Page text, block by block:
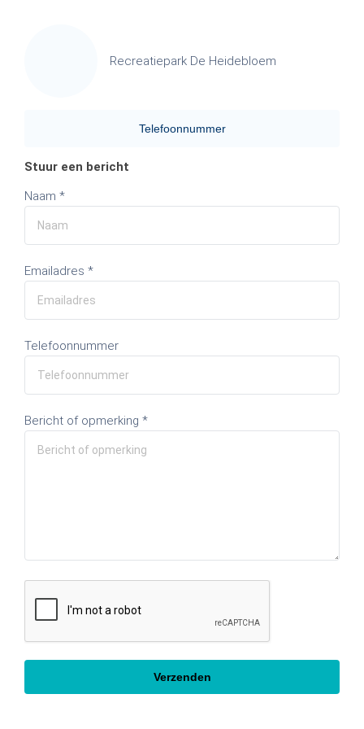
Recreatiepark De Heidebloem
Telefoonnummer
Stuur een bericht
Naam *
Emailadres *
Telefoonnummer
Bericht of opmerking *